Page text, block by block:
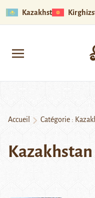
Kazakhstan
Accueil Catégorie :
Kazakhstan